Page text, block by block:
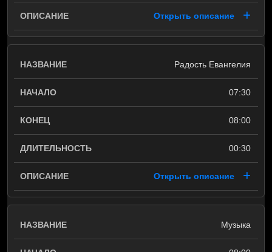
Открыть описание
Радость Евангелия
07:30
08:00
00:30
Открыть описание
Музыка